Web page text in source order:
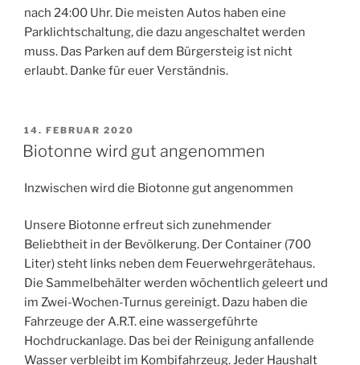
nach 24:00 Uhr. Die meisten Autos haben eine
Parklichtschaltung, die dazu angeschaltet werden
muss. Das Parken auf dem Bürgersteig ist nicht
erlaubt. Danke für euer Verständnis.
VERÖFFENTLICHT
AM
14. FEBRUAR 2020
Biotonne wird gut angenommen
Inzwischen wird die Biotonne gut angenommen
Unsere Biotonne erfreut sich zunehmender
Beliebtheit in der Bevölkerung. Der Container (700
Liter) steht links neben dem Feuerwehrgerätehaus.
Die Sammelbehälter werden wöchentlich geleert und
im Zwei-Wochen-Turnus gereinigt. Dazu haben die
Fahrzeuge der A.R.T. eine wassergeführte
Hochdruckanlage. Das bei der Reinigung anfallende
Wasser verbleibt im Kombifahrzeug. Jeder Haushalt